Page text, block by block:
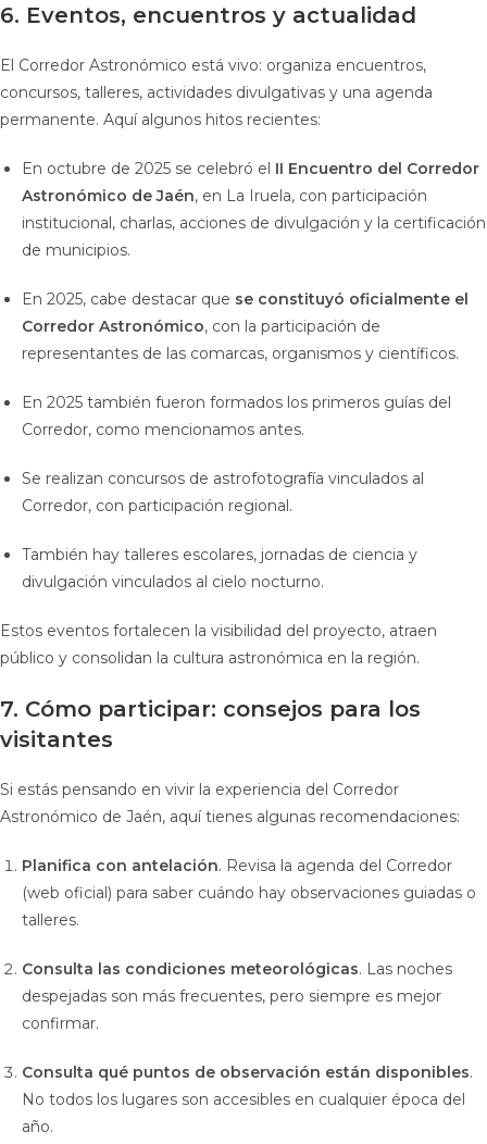
6. Eventos, encuentros y actualidad
El Corredor Astronómico está vivo: organiza encuentros,
concursos, talleres, actividades divulgativas y una agenda
permanente. Aquí algunos hitos recientes:
En octubre de 2025 se celebró el II Encuentro del Corredor
Astronómico de Jaén, en La Iruela, con participación
institucional, charlas, acciones de divulgación y la certificación
de municipios.
En 2025, cabe destacar que se constituyó oficialmente el
Corredor Astronómico, con la participación de
representantes de las comarcas, organismos y científicos.
En 2025 también fueron formados los primeros guías del
Corredor, como mencionamos antes.
Se realizan concursos de astrofotografía vinculados al
Corredor, con participación regional.
También hay talleres escolares, jornadas de ciencia y
divulgación vinculados al cielo nocturno.
Estos eventos fortalecen la visibilidad del proyecto, atraen
público y consolidan la cultura astronómica en la región.
7. Cómo participar: consejos para los
visitantes
Si estás pensando en vivir la experiencia del Corredor
Astronómico de Jaén, aquí tienes algunas recomendaciones:
Planifica con antelación. Revisa la agenda del Corredor
(web oficial) para saber cuándo hay observaciones guiadas o
talleres.
Consulta las condiciones meteorológicas. Las noches
despejadas son más frecuentes, pero siempre es mejor
confirmar.
Consulta qué puntos de observación están disponibles.
No todos los lugares son accesibles en cualquier época del
año.